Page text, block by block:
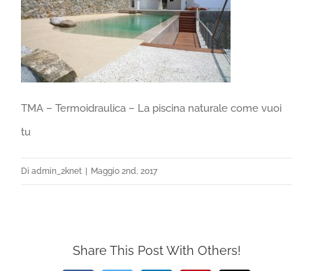
TMA – Termoidraulica – La piscina naturale come vuoi
tu
Di admin_2knet Maggio 2nd, 2017
Share This Post With Others!